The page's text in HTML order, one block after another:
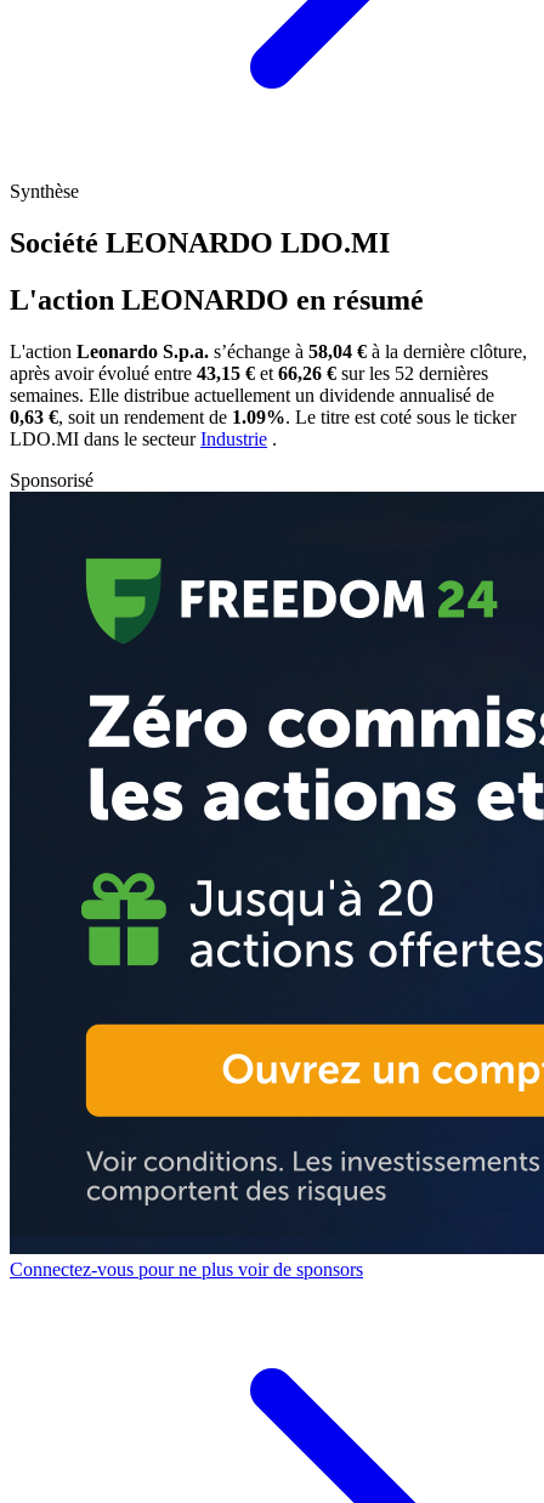
Synthèse
Société LEONARDO LDO.MI
L'action LEONARDO en résumé
L'action Leonardo S.p.a. s’échange à 58,04 € à la dernière clôture,
après avoir évolué entre 43,15 € et 66,26 € sur les 52 dernières
semaines. Elle distribue actuellement un dividende annualisé de
0,63 €, soit un rendement de 1.09%. Le titre est coté sous le ticker
LDO.MI dans le secteurIndustrie .
Sponsorisé
Connectez-vous pour ne plus voir de sponsors